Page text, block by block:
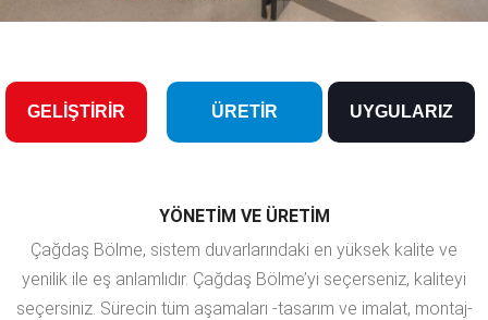
GELİŞTİRİR ÜRETİR UYGULARIZ
YÖNETIM VE ÜRETIM
Çağdaş Bölme, sistem duvarlarındaki en yüksek kalite ve
yenilik ile eş anlamlıdır. Çağdaş Bölme’yi seçerseniz, kaliteyi
seçersiniz. Sürecin tüm aşamaları -tasarım ve imalat, montaj-